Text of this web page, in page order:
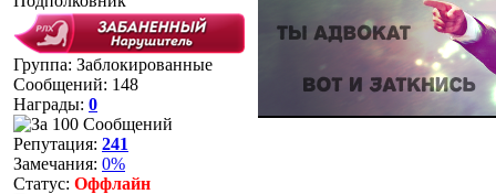
Группа: Заблокированные
Сообщений: 148
Награды: 0
Репутация: 241
Замечания: 0%
Статус: Оффлайн